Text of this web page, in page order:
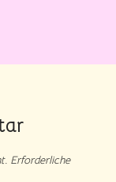
Erforderliche